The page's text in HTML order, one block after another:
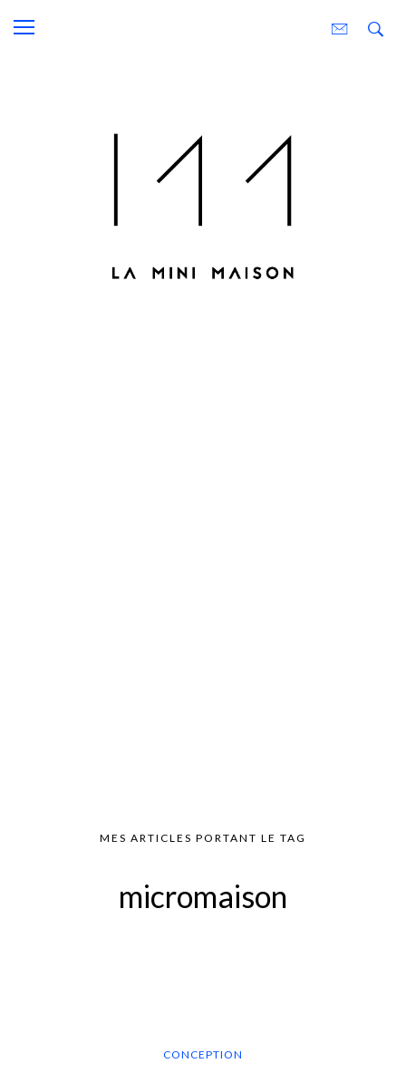
MES ARTICLES PORTANT LE TAG
micromaison
CONCEPTION